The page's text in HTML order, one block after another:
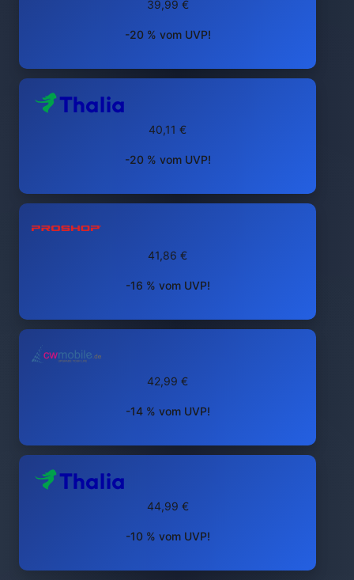
39,99 €
-20 % vom UVP!
40,11 €
-20 % vom UVP!
41,86 €
-16 % vom UVP!
42,99 €
-14 % vom UVP!
44,99 €
-10 % vom UVP!